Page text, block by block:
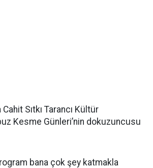
Cahit Sıtkı Tarancı Kültür
Kesme Günleri’nin dokuzuncusu
bana çok şey katmakla